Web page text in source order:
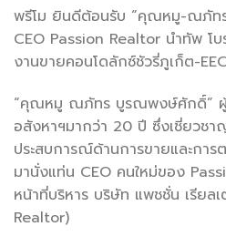
พรีโม ยินดีต้อนรับ “คุณหมู-ณภัท
CEO Passion Realtor นำทัพ โบ
งานขายคอนโดลักซ์ชัวรี่ภูเก็ต-EEC
“คุณหมู ณภัทร บูรณพงษ์ศักดิ์” ผู้
อสังหาฯมากว่า 20 ปี ซึ่งเชี่ยวชา
ประสบการณ์ด้านการขายและการ
มานั่งแท่น CEO คนใหม่ของ
หน้าที่บริหาร บริษัท แพชชั่น เรียล
Realtor)